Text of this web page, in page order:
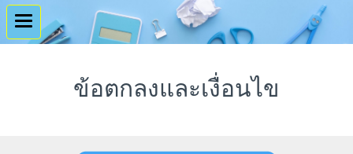
ข้อตกลงและเงื่อนไข